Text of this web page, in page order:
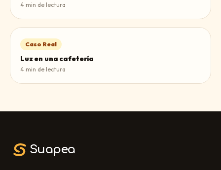
4 min de lectura
Caso Real
Luz en una cafetería
4 min de lectura
Suapea